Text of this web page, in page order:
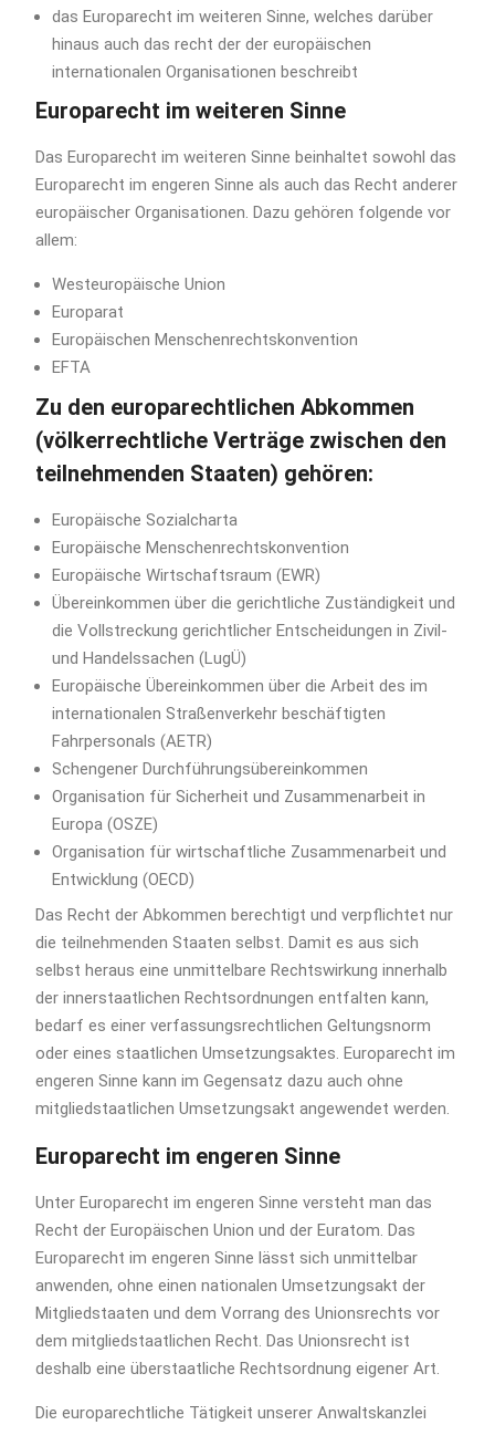
das Europarecht im weiteren Sinne, welches darüber
hinaus auch das recht der der europäischen
internationalen Organisationen beschreibt
Europarecht im weiteren Sinne
Das Europarecht im weiteren Sinne beinhaltet sowohl das
Europarecht im engeren Sinne als auch das Recht anderer
europäischer Organisationen. Dazu gehören folgende vor
allem:
Westeuropäische Union
Europarat
Europäischen Menschenrechtskonvention
EFTA
Zu den europarechtlichen Abkommen
(völkerrechtliche Verträge zwischen den
teilnehmenden Staaten) gehören:
Europäische Sozialcharta
Europäische Menschenrechtskonvention
Europäische Wirtschaftsraum (EWR)
Übereinkommen über die gerichtliche Zuständigkeit und
die Vollstreckung gerichtlicher Entscheidungen in Zivil-
und Handelssachen (LugÜ)
Europäische Übereinkommen über die Arbeit des im
internationalen Straßenverkehr beschäftigten
Fahrpersonals (AETR)
Schengener Durchführungsübereinkommen
Organisation für Sicherheit und Zusammenarbeit in
Europa (OSZE)
Organisation für wirtschaftliche Zusammenarbeit und
Entwicklung (OECD)
Das Recht der Abkommen berechtigt und verpflichtet nur
die teilnehmenden Staaten selbst. Damit es aus sich
selbst heraus eine unmittelbare Rechtswirkung innerhalb
der innerstaatlichen Rechtsordnungen entfalten kann,
bedarf es einer verfassungsrechtlichen Geltungsnorm
oder eines staatlichen Umsetzungsaktes. Europarecht im
engeren Sinne kann im Gegensatz dazu auch ohne
mitgliedstaatlichen Umsetzungsakt angewendet werden.
Europarecht im engeren Sinne
Unter Europarecht im engeren Sinne versteht man das
Recht der Europäischen Union und der Euratom. Das
Europarecht im engeren Sinne lässt sich unmittelbar
anwenden, ohne einen nationalen Umsetzungsakt der
Mitgliedstaaten und dem Vorrang des Unionsrechts vor
dem mitgliedstaatlichen Recht. Das Unionsrecht ist
deshalb eine überstaatliche Rechtsordnung eigener Art.
Die europarechtliche Tätigkeit unserer Anwaltskanzlei